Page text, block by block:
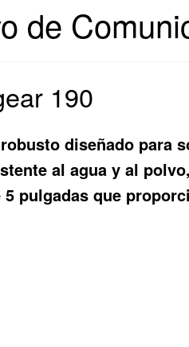
de
190
diseñado para
al agua y al
pulgadas que